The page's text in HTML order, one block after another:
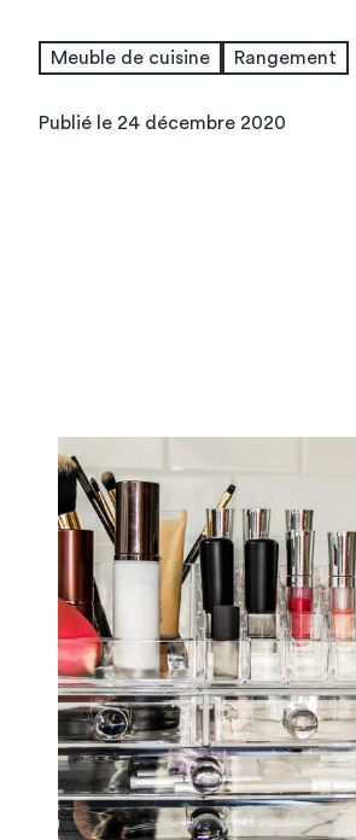
Meuble de cuisine Rangement
Publié le 24 décembre 2020